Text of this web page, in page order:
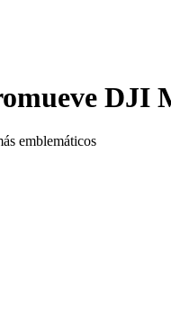
DJI
emblemáticos